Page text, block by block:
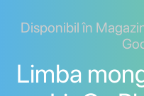
Disponibil în
Limba